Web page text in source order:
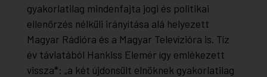
gyakorlatilag mindenfajta jogi és politikai
ellenőrzés nélküli irányítása alá helyezett
Magyar Rádióra és a Magyar Televízióra is. Tíz
év távlatából Hankiss Elemér így emlékezett
vissza*: „a két újdonsült elnöknek gyakorlatilag